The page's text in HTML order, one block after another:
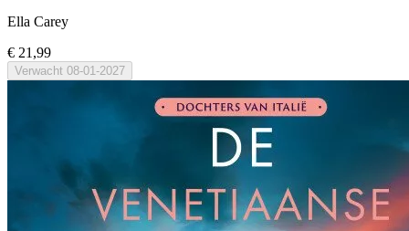
Ella Carey
€ 21,99
Verwacht 08-01-2027